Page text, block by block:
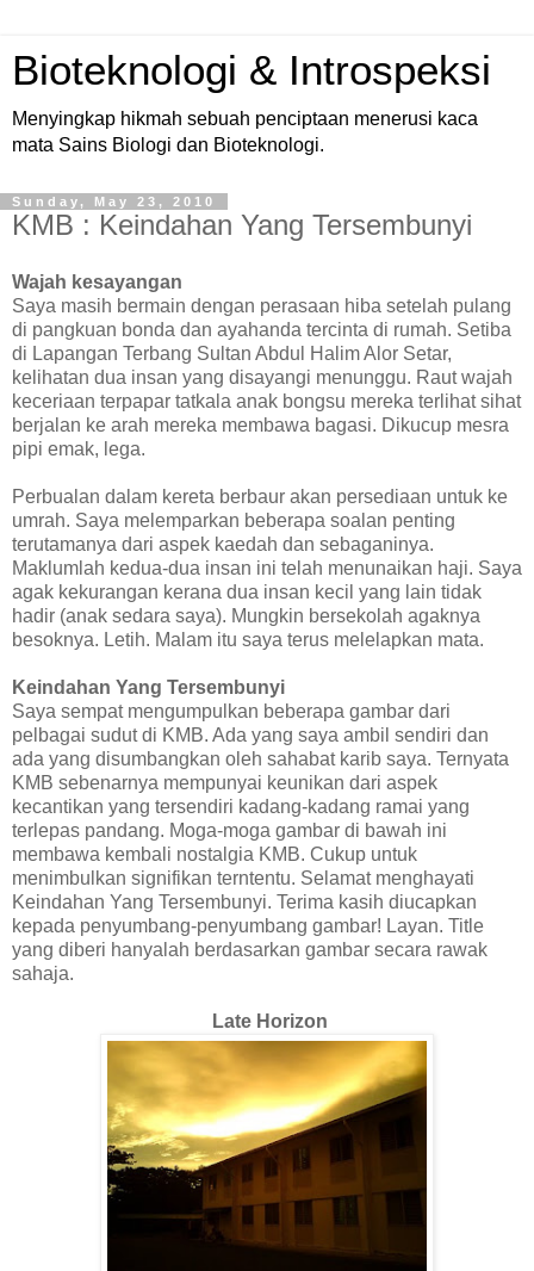
Bioteknologi & Introspeksi
Menyingkap hikmah sebuah penciptaan menerusi kaca
mata Sains Biologi dan Bioteknologi.
Sunday, May 23, 2010
KMB : Keindahan Yang Tersembunyi
Wajah kesayangan
Saya masih bermain dengan perasaan hiba setelah pulang
di pangkuan bonda dan ayahanda tercinta di rumah. Setiba
di Lapangan Terbang Sultan Abdul Halim Alor Setar,
kelihatan dua insan yang disayangi menunggu. Raut wajah
keceriaan terpapar tatkala anak bongsu mereka terlihat sihat
berjalan ke arah mereka membawa bagasi. Dikucup mesra
pipi emak, lega.
Perbualan dalam kereta berbaur akan persediaan untuk ke
umrah. Saya melemparkan beberapa soalan penting
terutamanya dari aspek kaedah dan sebaganinya.
Maklumlah kedua-dua insan ini telah menunaikan haji. Saya
agak kekurangan kerana dua insan kecil yang lain tidak
hadir (anak sedara saya). Mungkin bersekolah agaknya
besoknya. Letih. Malam itu saya terus melelapkan mata.
Keindahan Yang Tersembunyi
Saya sempat mengumpulkan beberapa gambar dari
pelbagai sudut di KMB. Ada yang saya ambil sendiri dan
ada yang disumbangkan oleh sahabat karib saya. Ternyata
KMB sebenarnya mempunyai keunikan dari aspek
kecantikan yang tersendiri kadang-kadang ramai yang
terlepas pandang. Moga-moga gambar di bawah ini
membawa kembali nostalgia KMB. Cukup untuk
menimbulkan signifikan terntentu. Selamat menghayati
Keindahan Yang Tersembunyi. Terima kasih diucapkan
kepada penyumbang-penyumbang gambar! Layan. Title
yang diberi hanyalah berdasarkan gambar secara rawak
sahaja.
Late Horizon